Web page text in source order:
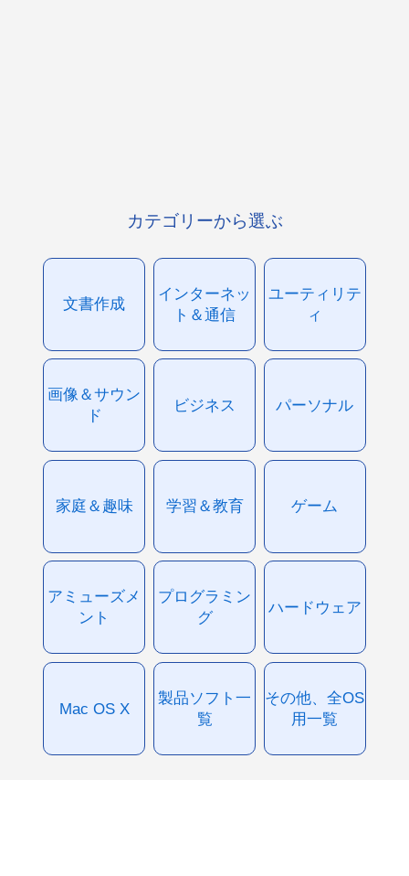
カテゴリーから選ぶ
文書作成
インターネッ
ト＆通信
ユーティリテ
ィ
画像＆サウン
ド
ビジネス パーソナル
家庭＆趣味 学習＆教育 ゲーム
アミューズメ
ント
プログラミン
グ
ハードウェア
Mac OS X
製品ソフト一
覧
その他、全OS
用一覧